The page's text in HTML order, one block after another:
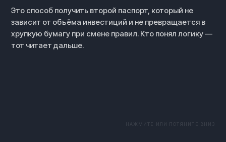
Это способ получить второй паспорт, который не
зависит от объёма инвестиций и не превращается в
хрупкую бумагу при смене правил. Кто понял логику —
тот читает дальше.
НАЖМИТЕ ИЛИ ПОТЯНИТЕ ВНИЗ